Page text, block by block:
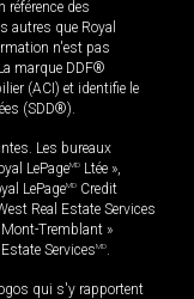
référence des
autres que Royal
n'est pas
marque DDF®
(ACI) et identifie le
(SDD®).
Les bureaux
LePageMD Ltée »,
LePageMD Credit
Real Estate Services
Tremblant »
ServicesMD.
qui s'y rapportent